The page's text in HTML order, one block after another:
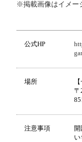
※掲載画像はイメー
公式HP
場所
〒
注意事項
開